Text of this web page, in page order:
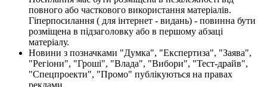
повного або часткового використання матеріалів.
Гіперпосилання ( для інтернет - видань) - повинна бути
розміщена в підзаголовку або в першому абзаці
матеріалу.
Новини з позначками "Думка", "Експертиза", "Заява",
"Регіони", "Гроші", "Влада", "Вибори", "Тест-драйв",
"Спецпроекти", "Промо" публікуються на правах
реклами.